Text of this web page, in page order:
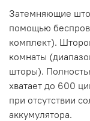
Затемняющие
помощью
комплект).
комнаты
шторы).
хватает до 600
при отсутствии
аккумулятора.